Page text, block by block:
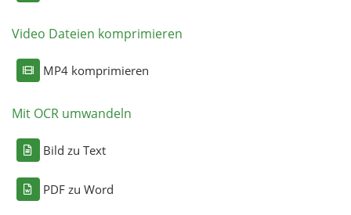
Video Dateien komprimieren
MP4 komprimieren
Mit OCR umwandeln
Bild zu Text
PDF zu Word